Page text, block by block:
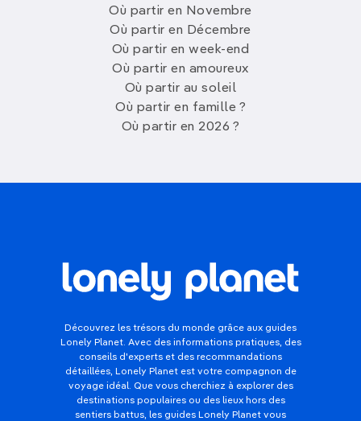
Où partir en Novembre
Où partir en Décembre
Où partir en week-end
Où partir en amoureux
Où partir au soleil
Où partir en famille ?
Où partir en 2026 ?
Découvrez les trésors du monde grâce aux guides
Lonely Planet. Avec des informations pratiques, des
conseils d'experts et des recommandations
détaillées, Lonely Planet est votre compagnon de
voyage idéal. Que vous cherchiez à explorer des
destinations populaires ou des lieux hors des
sentiers battus, les guides Lonely Planet vous